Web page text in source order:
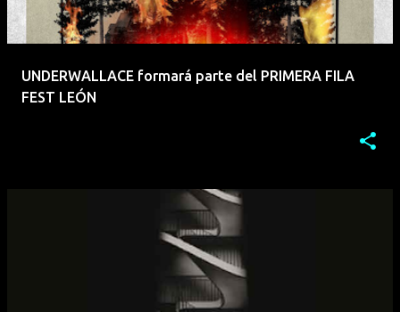
UNDERWALLACE formará parte del PRIMERA FILA
FEST LEÓN